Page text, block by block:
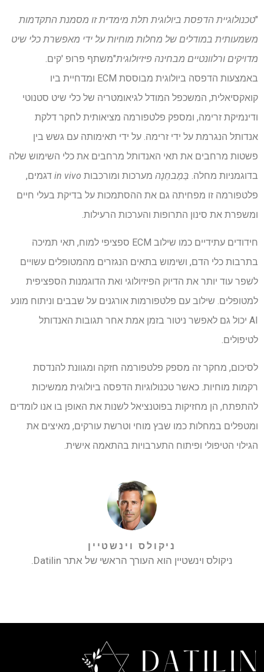
"טכנולוגיית הדפסת ביולוגית תלת מימדית זו מסמנת התקדמות
משמעותית במודלים של מחלות מוחיות על ידי מאפשרת כלי שיט
מדויקים ורלוונטיים מבחינה פיזיולוגית"משתף פרופ 'קים.
באמצעות הדפסה ביולוגית מבוססת ECM ומדחיית ביו
קואקסיאלית, המשכפל המודל לגיאומטריה של כלי שיט סטנוטי
ודינמיקת זרימה, ומספק פלטפורמה מציאותית לחקר דלקת
אנדותל הנגרמת על ידי זרימה. על ידי תאימותה עם גשש בין
פשטות מרחבים את תאי האנדותל מרחבים את כלי השימוש שלה
בדוגמניות מחלה. בַּמַבחֵנָה מערכות ומורכבות in vivo דגמים,
פלטפורמה זו מפחיתה גם את ההסתמכות על בדיקת בעלי חיים
ומשפרת את סינון התרופות והערכות הרעילות.
חידודים עתידיים כמו שילוב ECM ספציפי למוח, תאי תמיכה
בתרבות כלי הדם, ושימוש בתאים הנגזרים מהמטופלים עשויים
לשפר עוד יותר את הדיוק הפיזיולוגי ואת הדוגמנות הספציפית
למטופלים. שילוב עם פלטפורמות אורגנים על שבבים וניתוח מונע
AI יכול גם לאפשר ניטור בזמן אמת אחר תגובות האנדותל
לטיפולים.
לסיכום, מחקר זה מספק פלטפורמה חזקה ומגוונת להנדסת
רקמות מוחיות. כאשר טכנולוגיות הדפסה ביולוגית ממשיכות
להתפתח, הן מחזיקות בפוטנציאל לשנות את האופן בו אנו לומדים
ומטפלים במחלות כמו שבץ מוחי וטרשת עורקים, מאיצים את
הגילוי הטיפולי ופיתוח התערבויות בהתאמה אישית.
ניקולס וינשטיין
ניקולס וינשטיין הוא העורך הראשי של אתר Datilin.